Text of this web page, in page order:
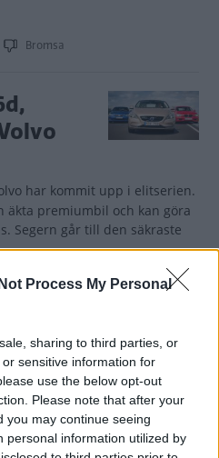
Process My Personal
sharing to third parties, or
sensitive information for
use the below opt-out
Please note that after your
you may continue seeing
personal information utilized by
Bromsa
har kommit upp i elitserien.
äkta premiumbil och kan göra
Segern går till den säkraste
Bromsa (11)
Lexus CT200h
184 hästkrafter, 228 km/tim, 7,3
BMW 120d har fartresurser
som en småbil. Det